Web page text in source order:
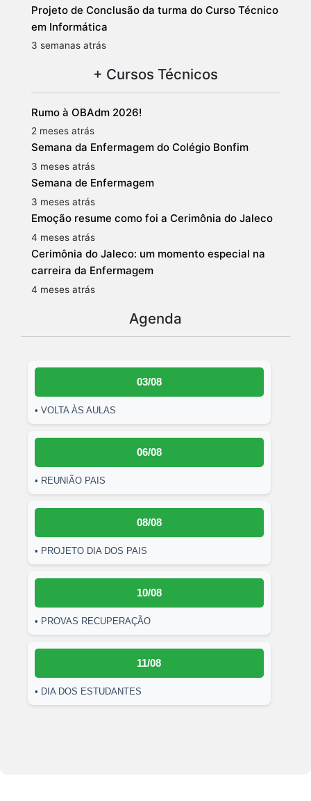
Projeto de Conclusão da turma do Curso Técnico
em Informática
3 semanas atrás
+ Cursos Técnicos
Rumo à OBAdm 2026!
2 meses atrás
Semana da Enfermagem do Colégio Bonfim
3 meses atrás
Semana de Enfermagem
3 meses atrás
Emoção resume como foi a Cerimônia do Jaleco
4 meses atrás
Cerimônia do Jaleco: um momento especial na
carreira da Enfermagem
4 meses atrás
Agenda
03/08
• VOLTA ÀS AULAS
06/08
• REUNIÃO PAIS
08/08
• PROJETO DIA DOS PAIS
10/08
• PROVAS RECUPERAÇÃO
11/08
• DIA DOS ESTUDANTES